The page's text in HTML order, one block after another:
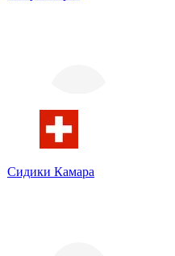
Сидики Камара